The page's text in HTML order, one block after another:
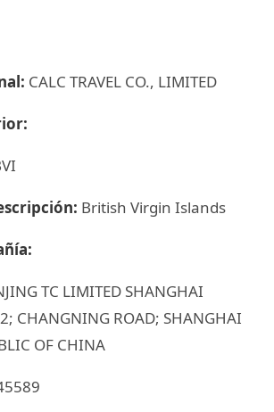
CALC TRAVEL CO., LIMITED
British Virgin Islands
TC LIMITED SHANGHAI
CHANGNING ROAD; SHANGHAI
OF CHINA